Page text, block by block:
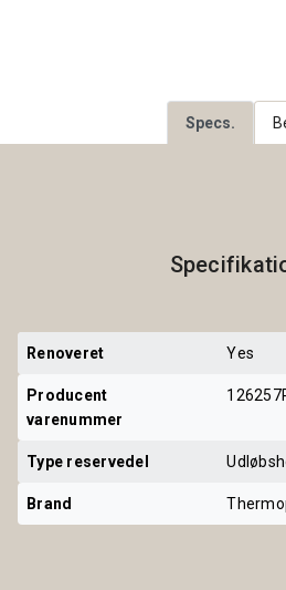
Specs.
Renoveret Yes
Producent
varenummer
Type reservedel
Brand